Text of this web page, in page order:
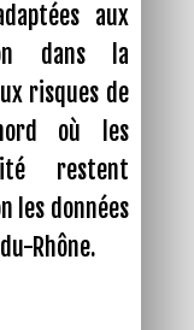
aux
dans la
risques de
où les
restent
les données
Rhône.